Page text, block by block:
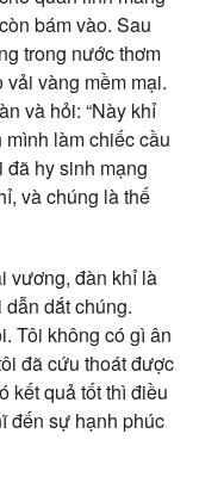
bám vào. Sau
trong nước thơm
vàng mềm mại.
và hỏi: “Này khỉ
làm chiếc cầu
đã hy sinh mạng
và chúng là thế
vương, đàn khỉ là
dắt chúng.
Tôi không có gì ân
đã cứu thoát được
kết quả tốt thì điều
đến sự hạnh phúc